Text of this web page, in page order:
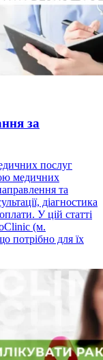
за
послуг
медичних
та
діагностика
У цій статті
(м.
потрібно для їх